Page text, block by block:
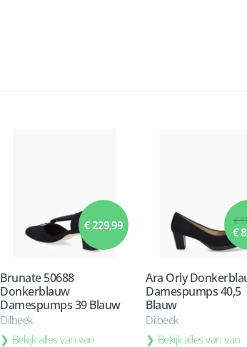
€ 229,99
Brunate 50688
Donkerblauw
Damespumps 39 Blauw
Dilbeek
Bekijk alles van van
€
€
Ara Orly
Damespumps 40,5
Blauw
Dilbeek
Bekijk alles van van